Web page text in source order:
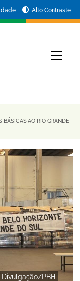
Alto Contraste
BÁSICAS AO RIO GRANDE
Divulgação/PBH